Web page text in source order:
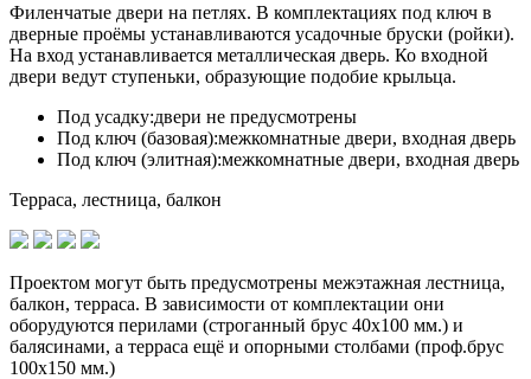
Филенчатые двери на петлях. В комплектациях под ключ в
дверные проёмы устанавливаются усадочные бруски (ройки).
На вход устанавливается металлическая дверь. Ко входной
двери ведут ступеньки, образующие подобие крыльца.
Под усадку:двери не предусмотрены
Под ключ (базовая):межкомнатные двери, входная дверь
Под ключ (элитная):межкомнатные двери, входная дверь
Терраса, лестница, балкон
Проектом могут быть предусмотрены межэтажная лестница,
балкон, терраса. В зависимости от комплектации они
оборудуются перилами (строганный брус 40х100 мм.) и
балясинами, а терраса ещё и опорными столбами (проф.брус
100х150 мм.)